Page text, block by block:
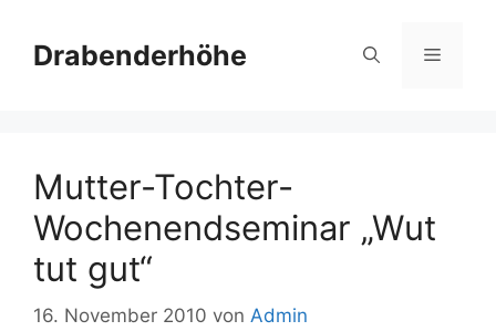
Inhalt
springen
Drabenderhöhe Menü
Mutter-Tochter-
Wochenendseminar „Wut
tut gut“
16. November 2010 von Admin